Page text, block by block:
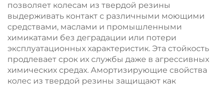
позволяет колесам из твердой резины
выдерживать контакт с различными моющими
средствами, маслами и промышленными
химикатами без деградации или потери
эксплуатационных характеристик. Эта стойкость
продлевает срок их службы даже в агрессивных
химических средах. Амортизирующие свойства
колес из твердой резины защищают как